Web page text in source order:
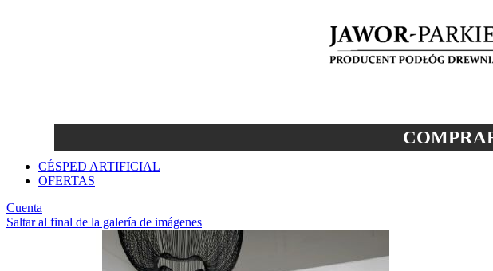
CÉSPED ARTIFICIAL
OFERTAS
Cuenta
Saltar al final de la galería de imágenes